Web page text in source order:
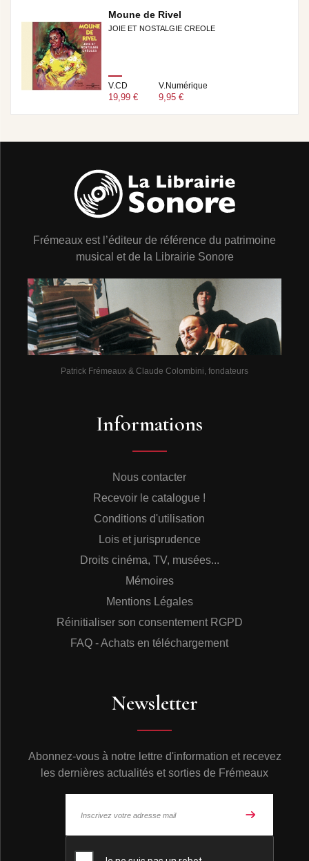
Moune de Rivel
JOIE ET NOSTALGIE CREOLE
V.CD
19,99 €
V.Numérique
9,95 €
Frémeaux est l’éditeur de référence du patrimoine
musical et de la Librairie Sonore
Patrick Frémeaux & Claude Colombini, fondateurs
Informations
Nous contacter
Recevoir le catalogue !
Conditions d'utilisation
Lois et jurisprudence
Droits cinéma, TV, musées...
Mémoires
Mentions Légales
Réinitialiser son consentement RGPD
FAQ - Achats en téléchargement
Newsletter
Abonnez-vous à notre lettre d'information et recevez
les dernières actualités et sorties de Frémeaux